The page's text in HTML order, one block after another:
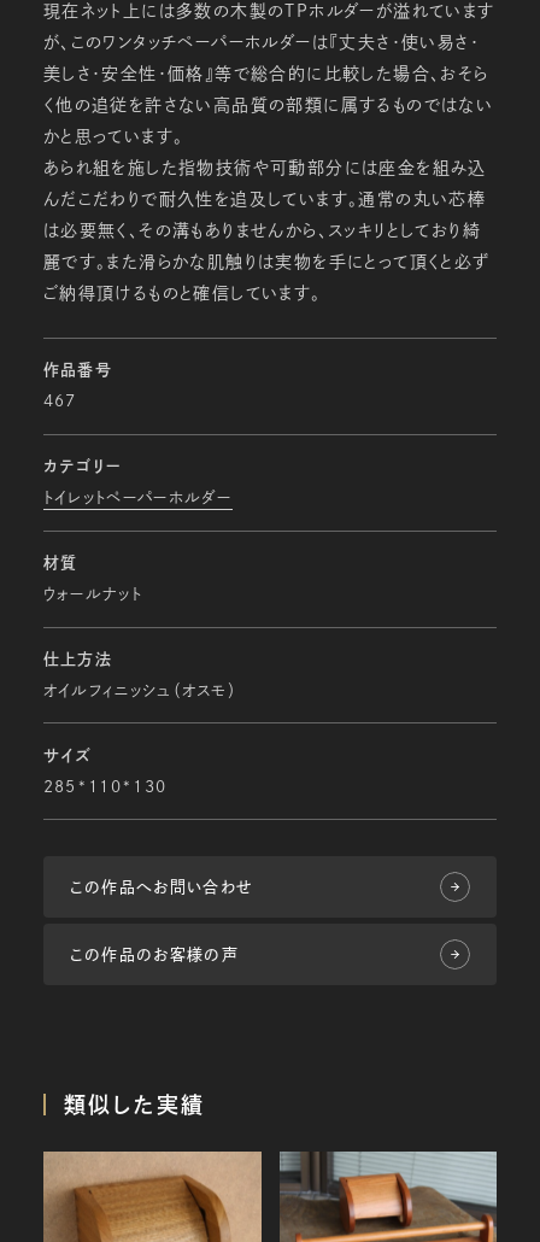
現在ネット上には多数の木製のＴＰホルダーが溢れています
が、このワンタッチペーパーホルダーは『丈夫さ・使い易さ・
美しさ・安全性・価格』等で総合的に比較した場合、おそら
く他の追従を許さない高品質の部類に属するものではない
かと思っています。
あられ組を施した指物技術や可動部分には座金を組み込
んだこだわりで耐久性を追及しています。通常の丸い芯棒
は必要無く、その溝もありませんから、スッキリとしており綺
麗です。また滑らかな肌触りは実物を手にとって頂くと必ず
ご納得頂けるものと確信しています。
作品番号
467
カテゴリー
トイレットペーパーホルダー
材質
ウォールナット
仕上方法
オイルフィニッシュ（オスモ）
サイズ
285*110*130
この作品へお問い合わせ
この作品のお客様の声
類似した実績